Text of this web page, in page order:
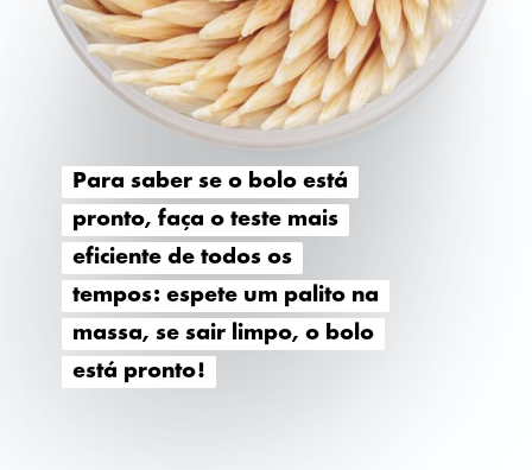
Para saber se o bolo está
pronto, faça o teste mais
eficiente de todos os
tempos: espete um palito na
massa, se sair limpo, o bolo
está pronto!
Para saber se o bolo está
pronto, faça o teste mais
eficiente de todos os
tempos: espete um palito na
massa, se sair limpo, o bolo
está pronto!